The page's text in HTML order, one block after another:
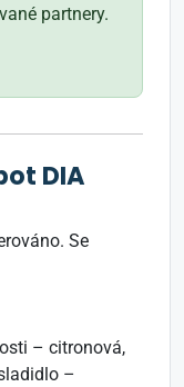
partnery.
DIA
Se
– citronová,
–